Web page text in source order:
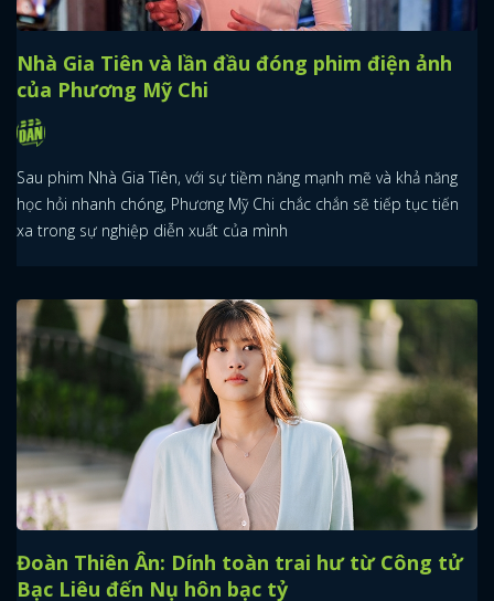
Nhà Gia Tiên và lần đầu đóng phim điện ảnh
của Phương Mỹ Chi
Sau phim Nhà Gia Tiên, với sự tiềm năng mạnh mẽ và khả năng
học hỏi nhanh chóng, Phương Mỹ Chi chắc chắn sẽ tiếp tục tiến
xa trong sự nghiệp diễn xuất của mình
Đoàn Thiên Ân: Dính toàn trai hư từ Công tử
Bạc Liêu đến Nụ hôn bạc tỷ